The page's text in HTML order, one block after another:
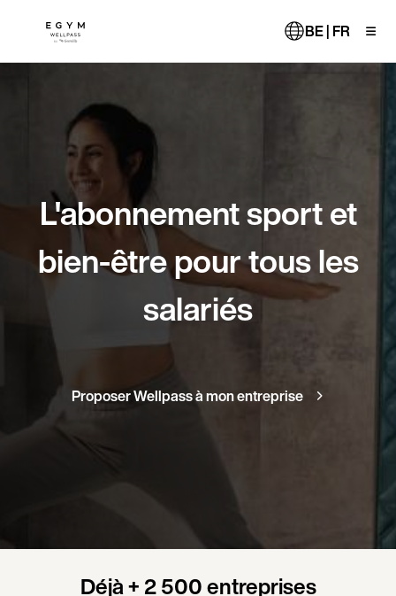
contenu BE | FR
L'abonnement sport et
bien-être pour tous les
salariés
Proposer Wellpass à mon entreprise
Déjà + 2 500 entreprises